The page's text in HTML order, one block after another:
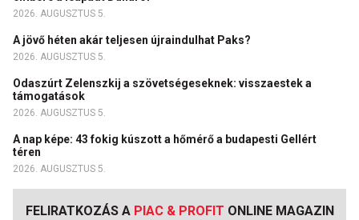
2026. AUGUSZTUS 5.
A jövő héten akár teljesen újraindulhat Paks?
2026. AUGUSZTUS 5.
Odaszúrt Zelenszkij a szövetségeseknek: visszaestek a
támogatások
2026. AUGUSZTUS 5.
A nap képe: 43 fokig kúszott a hőmérő a budapesti Gellért
téren
2026. AUGUSZTUS 5.
FELIRATKOZÁS A PIAC & PROFIT ONLINE MAGAZIN